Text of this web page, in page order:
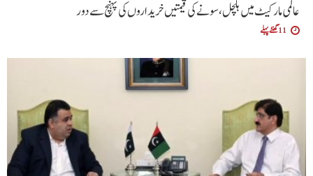
عالمی مارکیٹ میں ہلچل، سونے کی قیمتیں خریداروں کی پہنچ سے دور
11 گھنٹے پہلے